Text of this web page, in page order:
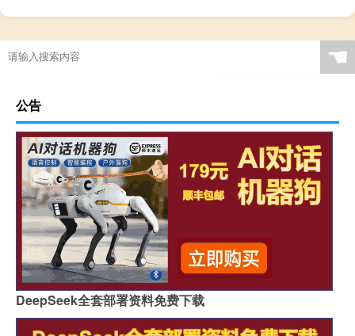
☚
公告
DeepSeek全套部署资料免费下载